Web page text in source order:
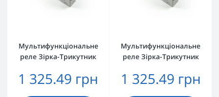
Мультифункціональне
реле Зірка-Трикутник
1 325.49 грн
Мультифункціональне
реле Зірка-Трикутник
1 325.49 грн